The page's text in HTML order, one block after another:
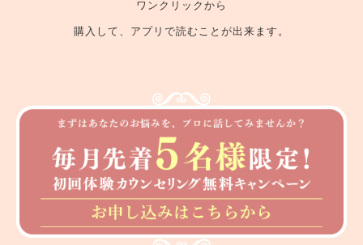
ワンクリックから
購入して、アプリで読むことが出来ます。